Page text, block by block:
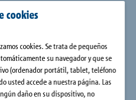
cookies
cookies. Se trata de pequeños
su navegador y que se
(ordenador portátil, tablet, teléfono
usted accede a nuestra página. Las
daño en su dispositivo, no
T tipo SQ es un elemento de
conexión de vigas de acero
de hormigón armado. De esa forma,
dificultades proyectos modernos de
el punto de vista técnico y de la